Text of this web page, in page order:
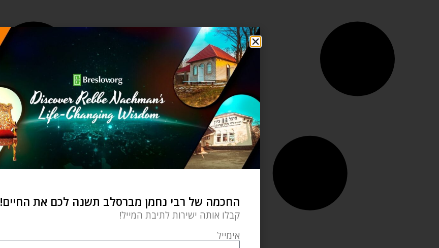
החכמה של רבי נחמן מברסלב תשנה לכם את החיים!
קבלו אותה ישירות לתיבת המייל!
אימייל